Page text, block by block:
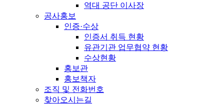
역대 공단 이사장
공사홍보
인증·수상
인증서 취득 현황
유관기관 업무협약 현황
수상현황
홍보관
홍보책자
조직 및 전화번호
찾아오시는길